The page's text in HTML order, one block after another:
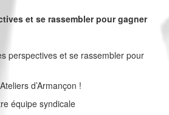
et se rassembler pour gagner
perspectives et se rassembler pour
d’Armançon !
équipe syndicale